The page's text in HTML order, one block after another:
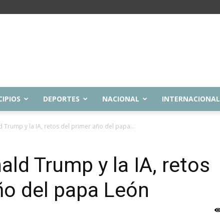
DEPORTES NACIONAL INTERNACIONAL
Trump y la IA, retos del primer año del papa...
Trump y la IA, retos
del papa León